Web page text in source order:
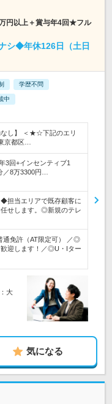
円以上＋賞与年4回★フル
シ◆年休126日（土日
学歴不問
中
なし】 ＜★☆下記のエリ
京都区…
3回+インセンティブ1
8万3300円…
担当エリアで既存顧客に
せします。◎新規のテレ
免許（AT限定可） ／◎
迎します！／◎U・Iター
大
気になる